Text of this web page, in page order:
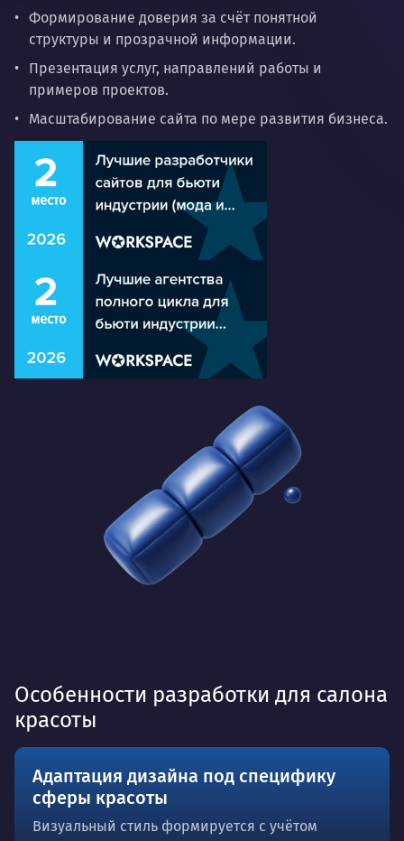
Формирование доверия за счёт понятной
структуры и прозрачной информации.
Презентация услуг, направлений работы и
примеров проектов.
Масштабирование сайта по мере развития бизнеса.
Особенности разработки для салона
красоты
Адаптация дизайна под специфику
сферы красоты
Визуальный стиль формируется с учётом